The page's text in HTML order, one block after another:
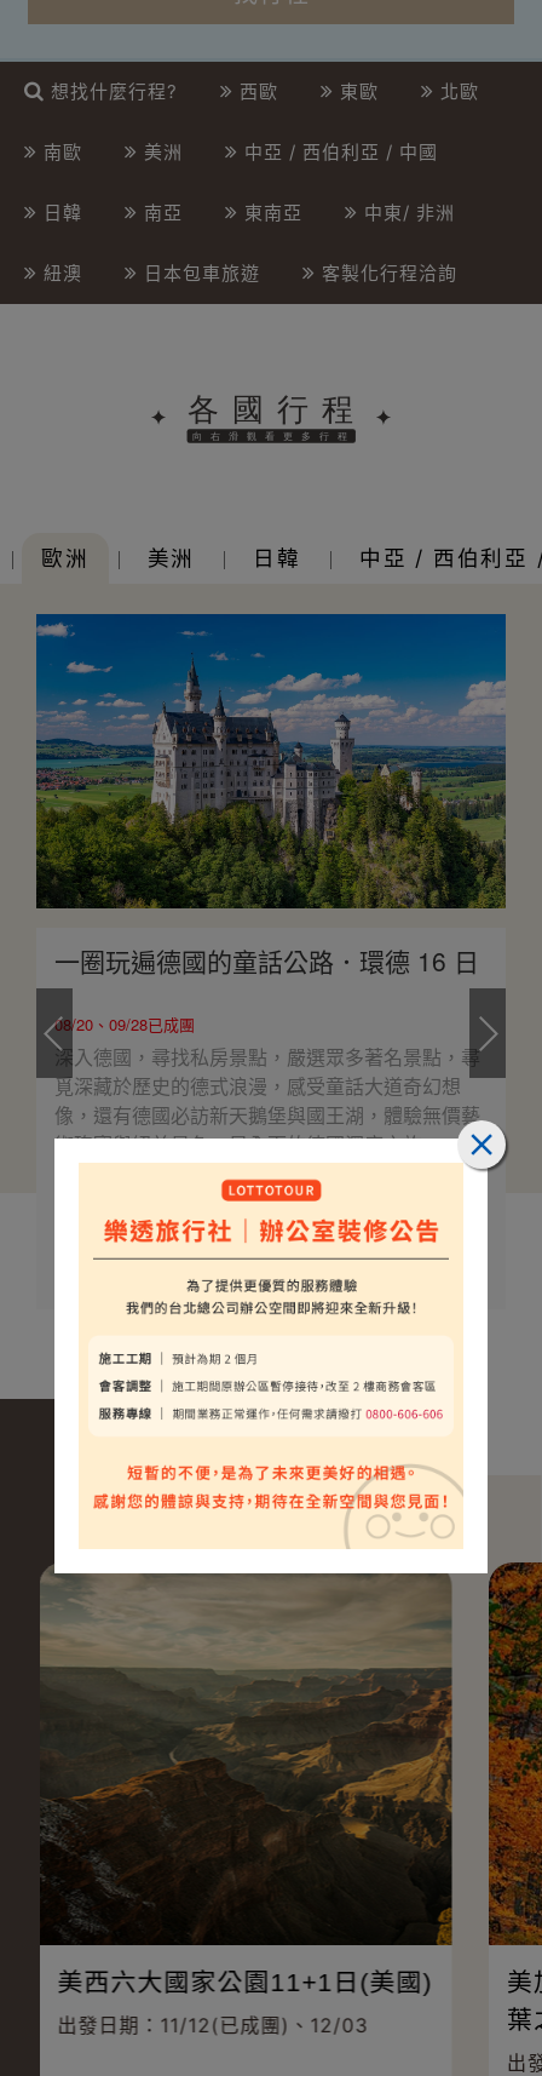
想找什麼行程? 西歐 東歐 北歐
南歐 美洲 中亞 / 西伯利亞 / 中國
日韓 南亞 東南亞 中東/ 非洲
紐澳 日本包車旅遊 客製化行程洽詢
歐洲 美洲 日韓 中亞 / 西伯利亞
一圈玩遍德國的童話公路．環德 16 日
08/20、09/28已成團
深入德國，尋找私房景點，嚴選眾多著名景點，尋
覓深藏於歷史的德式浪漫，感受童話大道奇幻想
像，還有德國必訪新天鵝堡與國王湖，體驗無價藝
術瑰寶與絕美景色，最全面的德國深度之旅。
$198000 介紹
美西六大國家公園11+1日(美國)
出發日期：11/12(已成團)、12/03
美
葉
出